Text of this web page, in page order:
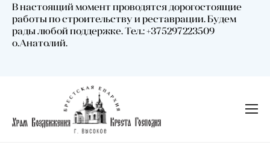
В настоящий момент проводятся дорогостоящие
работы по строительству и реставрации. Будем
рады любой поддержке. Тел.: +375297223509
о.Анатолий.